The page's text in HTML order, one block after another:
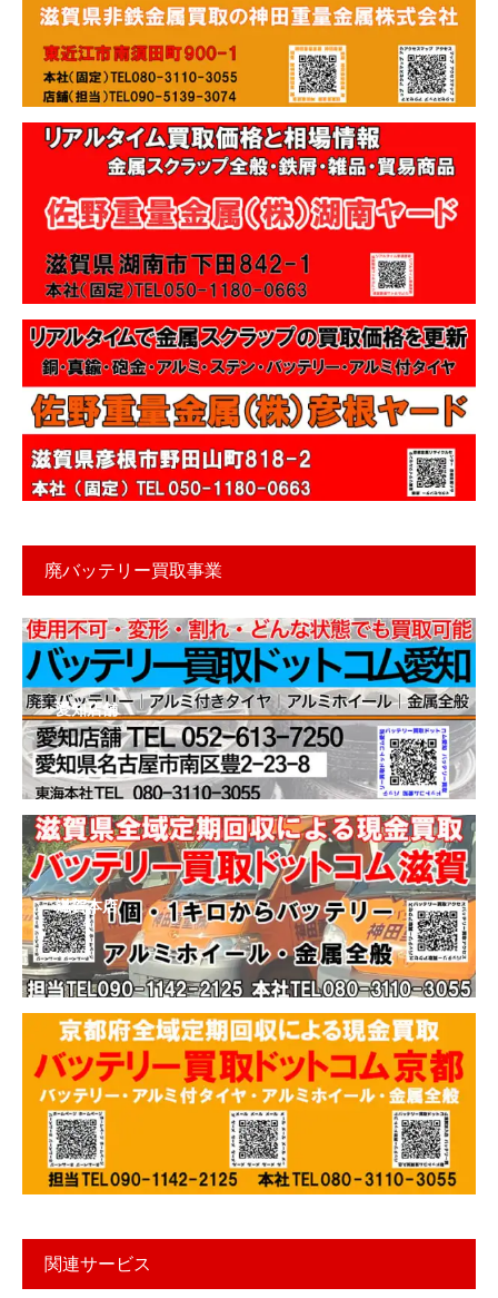
廃バッテリー買取事業
愛知店舗
滋賀本店
関連サービス